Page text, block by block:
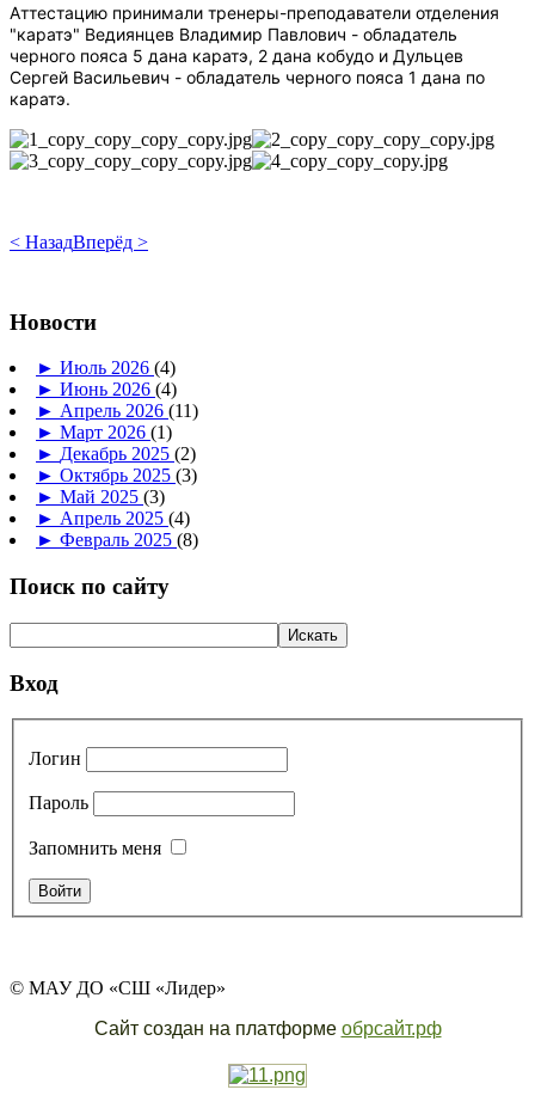
Аттестацию принимали тренеры-преподаватели отделения
"каратэ" Ведиянцев Владимир Павлович - обладатель
черного пояса 5 дана каратэ, 2 дана кобудо и Дульцев
Сергей Васильевич - обладатель черного пояса 1 дана по
каратэ.
< НазадВперёд >
Новости
► Июль 2026 (4)
► Июнь 2026 (4)
► Апрель 2026 (11)
► Март 2026 (1)
► Декабрь 2025 (2)
► Октябрь 2025 (3)
► Май 2025 (3)
► Апрель 2025 (4)
► Февраль 2025 (8)
Поиск по сайту
Вход
Логин
Пароль
Запомнить меня
© МАУ ДО «СШ «Лидер»
Сайт создан на платформе обрсайт.рф